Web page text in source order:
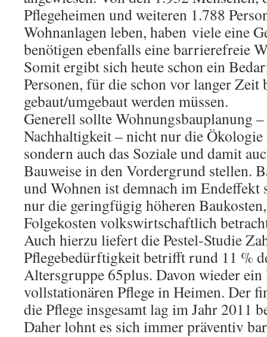
Pflegeheimen und weiteren 1.788
Wohnanlagen leben, haben viele eine
benötigen ebenfalls eine barrierefreie
Somit ergibt sich heute schon ein
Personen, für die schon vor langer
gebaut/umgebaut werden müssen.
Generell sollte Wohnungsbauplanung
Nachhaltigkeit – nicht nur die
sondern auch das Soziale und damit
Bauweise in den Vordergrund stellen.
und Wohnen ist demnach im
nur die geringfügig höheren
Folgekosten volkswirtschaftlich
Auch hierzu liefert die Pestel-Studie
Pflegebedürftigkeit betrifft rund 11 %
Altersgruppe 65plus. Davon wieder
vollstationären Pflege in Heimen. Der
die Pflege insgesamt lag im Jahr 2011
Daher lohnt es sich immer präventiv